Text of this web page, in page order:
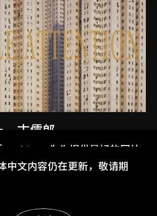
、古儒郎
Cookies」为你提供最好的网站
中文内容仍在更新，敬请期
显示更多